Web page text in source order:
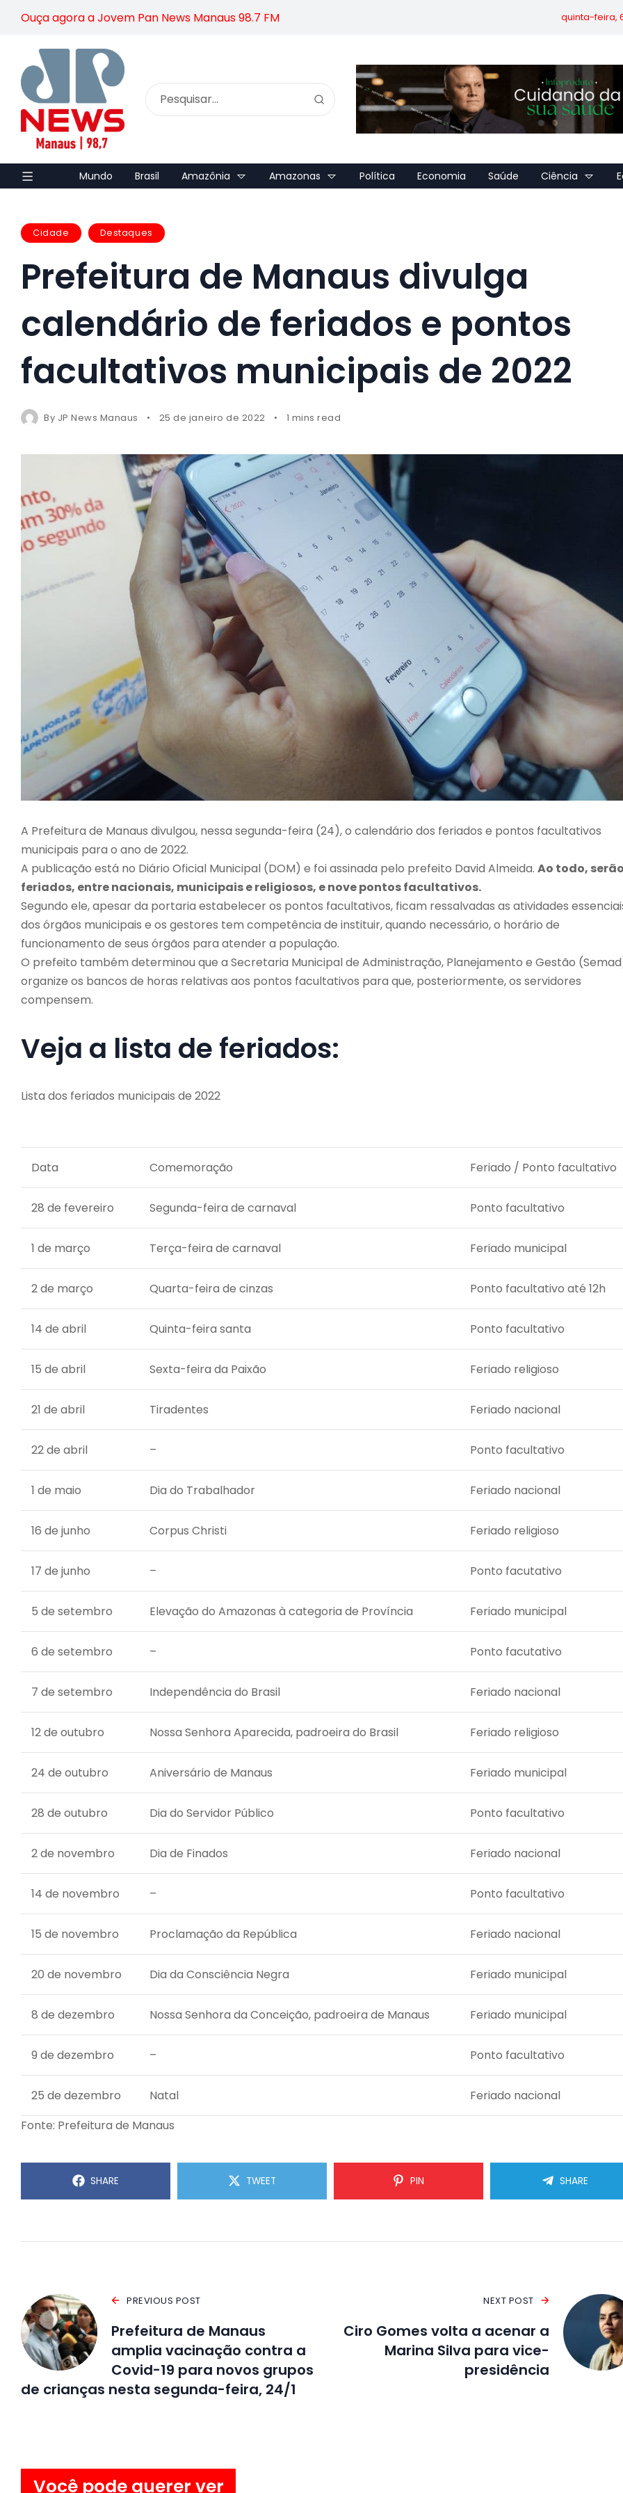
Ouça agora a Jovem Pan News Manaus 98.7 FM quinta-feira,
Mundo Brasil Amazônia Amazonas Política Economia Saúde Ciência
Cidade Destaques
Prefeitura de Manaus divulga
calendário de feriados e pontos
facultativos municipais de 2022
By JP News Manaus 25 de janeiro de 2022 1 mins read
A Prefeitura de Manaus divulgou, nessa segunda-feira (24), o calendário dos feriados e pontos facultativos
municipais para o ano de 2022.
A publicação está no Diário Oficial Municipal (DOM) e foi assinada pelo prefeito David Almeida. Ao todo,
feriados, entre nacionais, municipais e religiosos, e nove pontos facultativos.
Segundo ele, apesar da portaria estabelecer os pontos facultativos, ficam ressalvadas as atividades
dos órgãos municipais e os gestores tem competência de instituir, quando necessário, o horário de
funcionamento de seus órgãos para atender a população.
O prefeito também determinou que a Secretaria Municipal de Administração, Planejamento e Gestão
organize os bancos de horas relativas aos pontos facultativos para que, posteriormente, os servidores
compensem.
Veja a lista de feriados:
Lista dos feriados municipais de 2022
Data Comemoração Feriado / Ponto facultativo
28 de fevereiro Segunda-feira de carnaval Ponto facultativo
1 de março Terça-feira de carnaval Feriado municipal
2 de março Quarta-feira de cinzas Ponto facultativo até 12h
14 de abril Quinta-feira santa Ponto facultativo
15 de abril Sexta-feira da Paixão Feriado religioso
21 de abril Tiradentes Feriado nacional
22 de abril – Ponto facultativo
1 de maio Dia do Trabalhador Feriado nacional
16 de junho Corpus Christi Feriado religioso
17 de junho – Ponto facutativo
5 de setembro Elevação do Amazonas à categoria de Província Feriado municipal
6 de setembro – Ponto facutativo
7 de setembro Independência do Brasil Feriado nacional
12 de outubro Nossa Senhora Aparecida, padroeira do Brasil Feriado religioso
24 de outubro Aniversário de Manaus Feriado municipal
28 de outubro Dia do Servidor Público Ponto facultativo
2 de novembro Dia de Finados Feriado nacional
14 de novembro – Ponto facultativo
15 de novembro Proclamação da República Feriado nacional
20 de novembro Dia da Consciência Negra Feriado municipal
8 de dezembro Nossa Senhora da Conceição, padroeira de Manaus Feriado municipal
9 de dezembro – Ponto facultativo
25 de dezembro Natal
Feriado nacional
Fonte: Prefeitura de Manaus
SHARE TWEET PIN SHARE
PREVIOUS POST
Prefeitura de Manaus
amplia vacinação contra a
Covid-19 para novos grupos
de crianças nesta segunda-feira, 24/1
NEXT POST
Ciro Gomes volta a acenar a
Marina Silva para vice-
presidência
Você pode querer ver